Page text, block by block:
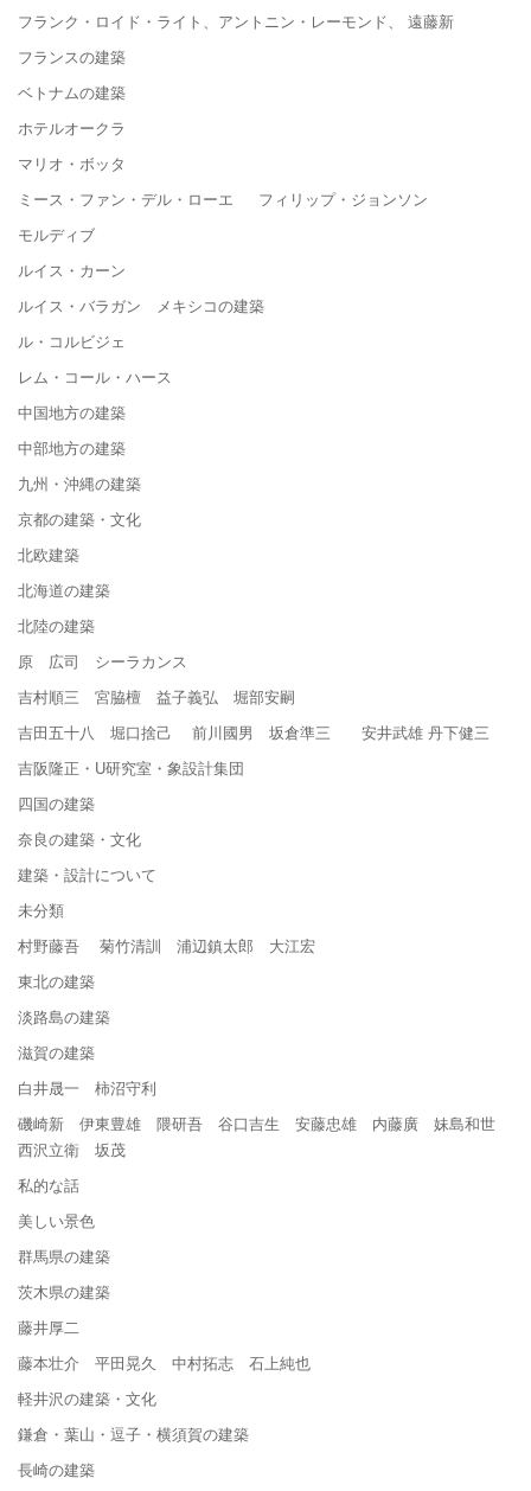
フランク・ロイド・ライト、アントニン・レーモンド、 遠藤新
フランスの建築
ベトナムの建築
ホテルオークラ
マリオ・ボッタ
ミース・ファン・デル・ローエ フィリップ・ジョンソン
モルディブ
ルイス・カーン
ルイス・バラガン メキシコの建築
ル・コルビジェ
レム・コール・ハース
中国地方の建築
中部地方の建築
九州・沖縄の建築
京都の建築・文化
北欧建築
北海道の建築
北陸の建築
原 広司 シーラカンス
吉村順三 宮脇檀 益子義弘 堀部安嗣
吉田五十八 堀口捨己 前川國男 坂倉準三 安井武雄 丹下健三
吉阪隆正・U研究室・象設計集団
四国の建築
奈良の建築・文化
建築・設計について
未分類
村野藤吾 菊竹清訓 浦辺鎮太郎 大江宏
東北の建築
淡路島の建築
滋賀の建築
白井晟一 柿沼守利
磯崎新 伊東豊雄 隈研吾 谷口吉生 安藤忠雄 内藤廣 妹島和世
西沢立衛 坂茂
私的な話
美しい景色
群馬県の建築
茨木県の建築
藤井厚二
藤本壮介 平田晃久 中村拓志 石上純也
軽井沢の建築・文化
鎌倉・葉山・逗子・横須賀の建築
長崎の建築